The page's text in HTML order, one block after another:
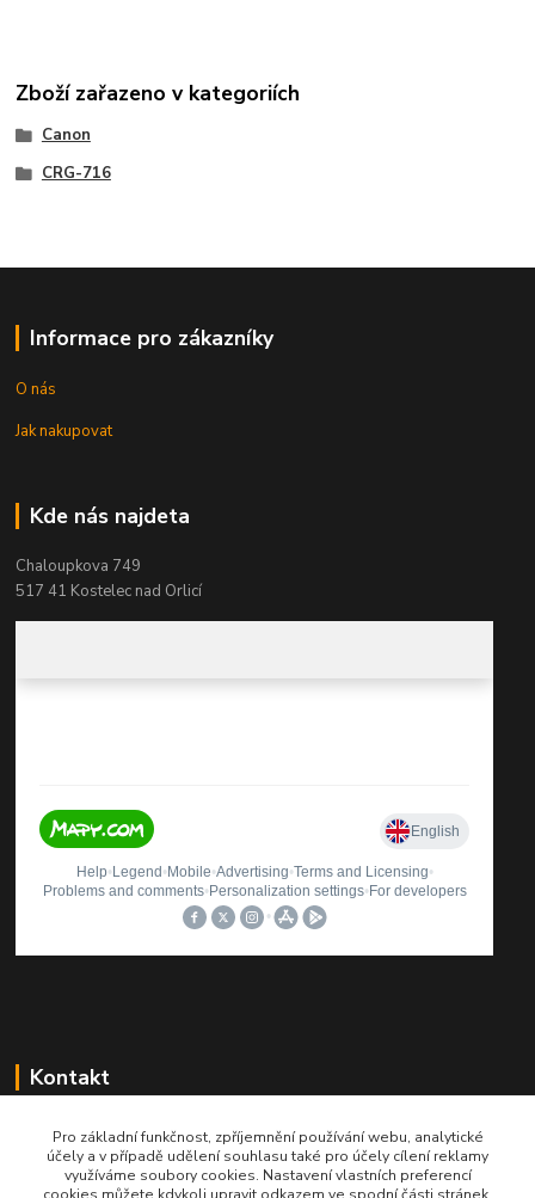
Zboží zařazeno v kategoriích
Canon
CRG-716
Informace pro zákazníky
O nás
Jak nakupovat
Kde nás najdeta
Chaloupkova 749
517 41 Kostelec nad Orlicí
Kontakt
Roman Brož
Pro základní funkčnost, zpříjemnění používání webu, analytické
účely a v případě udělení souhlasu také pro účely cílení reklamy
využíváme soubory cookies. Nastavení vlastních preferencí